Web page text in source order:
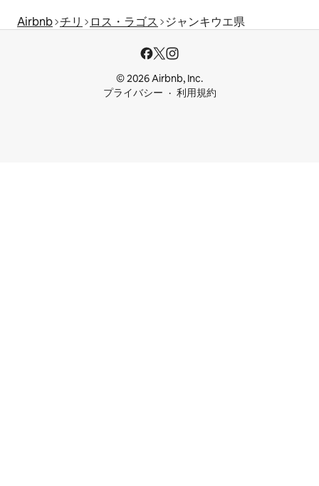
Airbnb チリ ロス・ラゴス ジャンキウエ県
© 2026 Airbnb, Inc.
プライバシー
利用規約